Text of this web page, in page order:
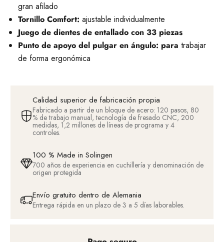
gran afilado
Tornillo Comfort: ajustable individualmente
Juego de dientes de entallado con 33 piezas
Punto de apoyo del pulgar en ángulo: para trabajar
de forma ergonómica
Calidad superior de fabricación propia
Fabricado a partir de un bloque de acero: 120 pasos, 80
% de trabajo manual, tecnología de fresado CNC, 200
medidas, 1,2 millones de líneas de programa y 4
controles.
100 % Made in Solingen
700 años de experiencia en cuchillería y denominación de
origen protegida
Envío gratuito dentro de Alemania
Entrega rápida en un plazo de 3 a 5 días laborables.